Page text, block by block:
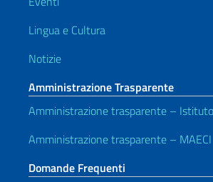
Lingua e Cultura
Notizie
Amministrazione Trasparente
Amministrazione trasparente –
Amministrazione trasparente – MAECI
Domande Frequenti